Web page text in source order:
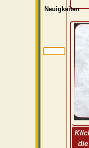
Neuigkeiten